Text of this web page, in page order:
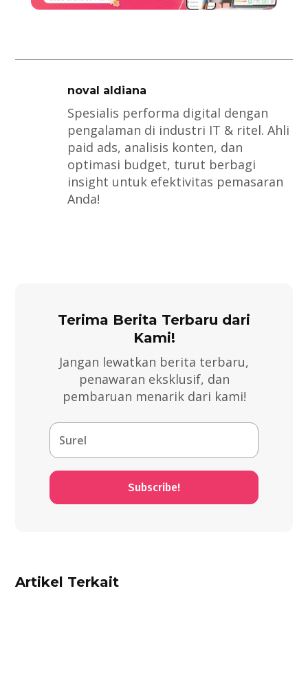
noval aldiana
Spesialis performa digital dengan
pengalaman di industri IT & ritel. Ahli
paid ads, analisis konten, dan
optimasi budget, turut berbagi
insight untuk efektivitas pemasaran
Anda!
Terima Berita Terbaru dari
Kami!
Jangan lewatkan berita terbaru,
penawaran eksklusif, dan
pembaruan menarik dari kami!
Subscribe!
Artikel Terkait